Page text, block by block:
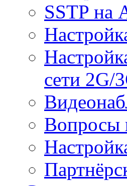
SSTP на
сети 2G/
Вопросы